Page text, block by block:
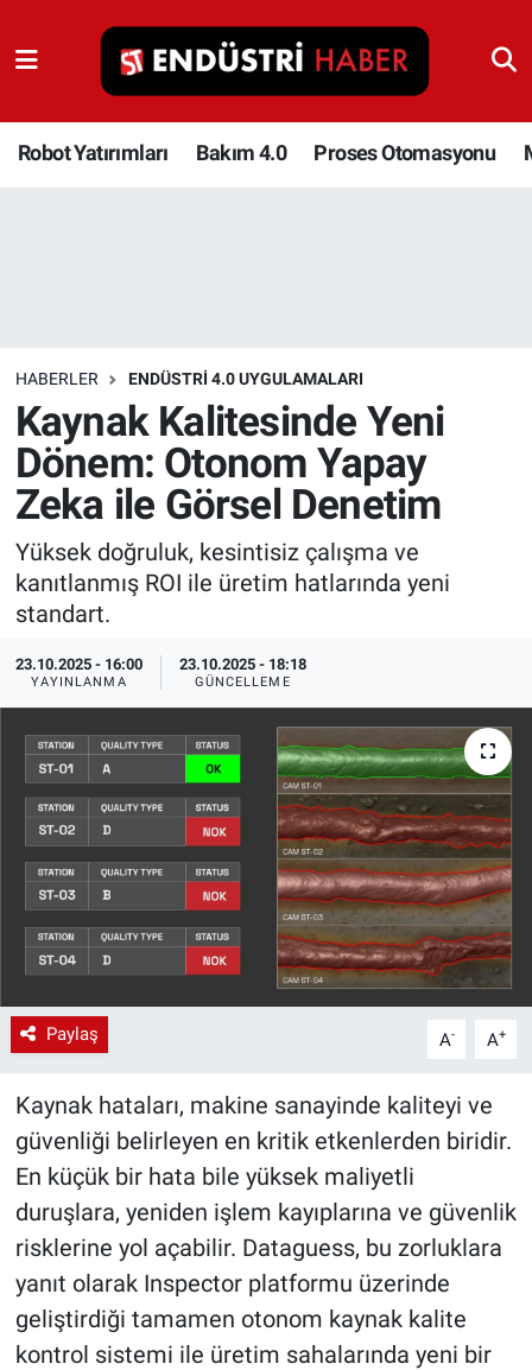
Robot Yatırımları Bakım 4.0 Proses Otomasyonu
HABERLER ENDÜSTRI 4.0 UYGULAMALARI
Kaynak Kalitesinde Yeni
Dönem: Otonom Yapay
Zeka ile Görsel Denetim
Yüksek doğruluk, kesintisiz çalışma ve
kanıtlanmış ROI ile üretim hatlarında yeni
standart.
23.10.2025 - 16:00
YAYINLANMA
23.10.2025 - 18:18
GÜNCELLEME
Paylaş A- A+
Kaynak hataları, makine sanayinde kaliteyi ve
güvenliği belirleyen en kritik etkenlerden biridir.
En küçük bir hata bile yüksek maliyetli
duruşlara, yeniden işlem kayıplarına ve güvenlik
risklerine yol açabilir. Dataguess, bu zorluklara
yanıt olarak Inspector platformu üzerinde
geliştirdiği tamamen otonom kaynak kalite
kontrol sistemi ile üretim sahalarında yeni bir
Robot Yatırımları
Bakım 4.0
Depolama Çözümleri
İnşaat ve Malzeme
HaberOrtak
EndüstriST
Endüstri 4.0 Uygulamaları
Ağır Sanayi Çözümleri